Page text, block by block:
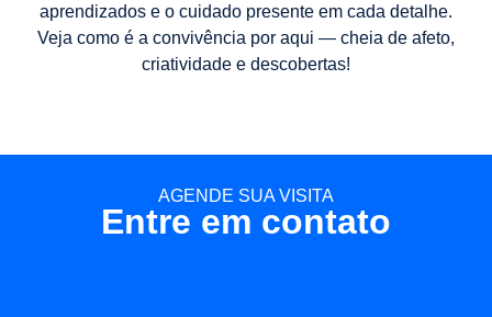
aprendizados e o cuidado presente em cada detalhe.
Veja como é a convivência por aqui — cheia de afeto,
criatividade e descobertas!
AGENDE SUA VISITA
Entre em contato